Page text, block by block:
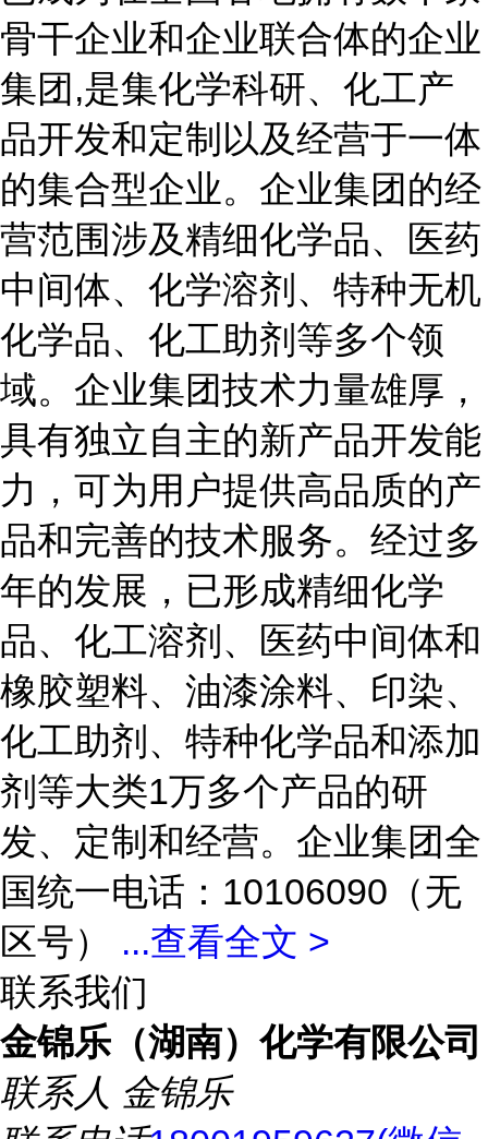
骨干企业和企业联合体的企业
集团,是集化学科研、化工产
品开发和定制以及经营于一体
的集合型企业。企业集团的经
营范围涉及精细化学品、医药
中间体、化学溶剂、特种无机
化学品、化工助剂等多个领
域。企业集团技术力量雄厚，
具有独立自主的新产品开发能
力，可为用户提供高品质的产
品和完善的技术服务。经过多
年的发展，已形成精细化学
品、化工溶剂、医药中间体和
橡胶塑料、油漆涂料、印染、
化工助剂、特种化学品和添加
剂等大类1万多个产品的研
发、定制和经营。企业集团全
国统一电话：10106090（无
区号） ...查看全文 >
联系我们
金锦乐（湖南）化学有限公司
联系人 金锦乐